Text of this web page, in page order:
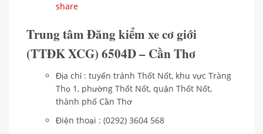
share
Trung tâm Đăng kiểm xe cơ giới
(TTĐK XCG) 6504D – Cần Thơ
Địa chỉ : tuyến tránh Thốt Nốt, khu vực Tràng
Thọ 1, phường Thốt Nốt, quận Thốt Nốt,
thành phố Cần Thơ
Điện thoại : (0292) 3604 568